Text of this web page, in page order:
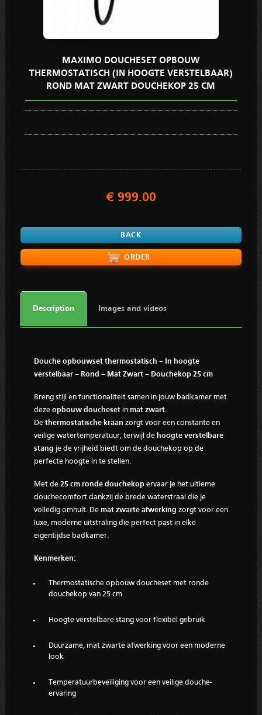
MAXIMO DOUCHESET OPBOUW
THERMOSTATISCH (IN HOOGTE VERSTELBAAR)
ROND MAT ZWART DOUCHEKOP 25 CM
€ 999.00
BACK
Description Images and videos
Douche opbouwset thermostatisch – In hoogte
verstelbaar – Rond – Mat Zwart – Douchekop 25 cm
Breng stijl en functionaliteit samen in jouw badkamer met
deze opbouw douchesetin mat zwart.
De thermostatische kraan zorgt voor een constante en
veilige watertemperatuur, terwijl de hoogte verstelbare
stang je de vrijheid biedt om de douchekop op de
perfecte hoogte in te stellen.
Met de 25 cm ronde douchekopervaar je het ultieme
douchecomfort dankzij de brede waterstraal die je
volledig omhult. De mat zwarte afwerking zorgt voor een
luxe, moderne uitstraling die perfect past in elke
eigentijdse badkamer.
Kenmerken:
Thermostatische opbouw doucheset met ronde
douchekop van 25 cm
Hoogte verstelbare stang voor flexibel gebruik
Duurzame, mat zwarte afwerking voor een moderne
look
Temperatuurbeveiliging voor een veilige douche-
ervaring